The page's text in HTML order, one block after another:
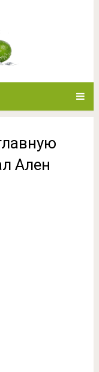
Ален